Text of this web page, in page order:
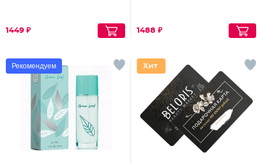
1449 ₽ 1488 ₽
Рекомендуем